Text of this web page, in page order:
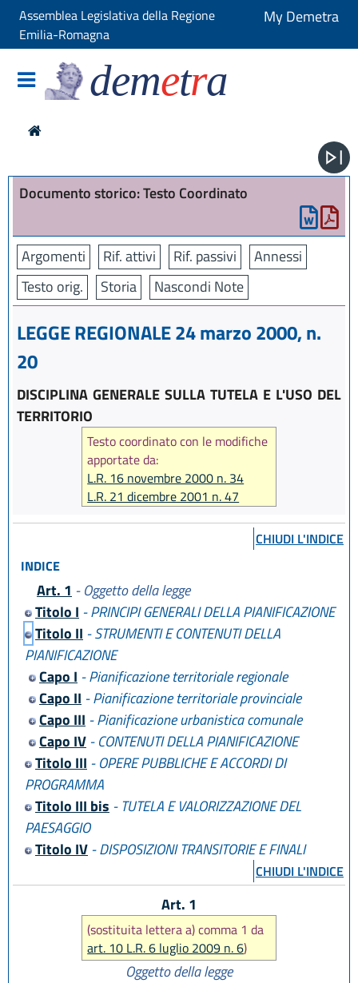
Assemblea Legislativa della Regione
Emilia-Romagna
My Demetra
demetra
Documento storico: Testo Coordinato
Argomenti Rif. attivi Rif. passivi
Annessi
Testo orig.
Storia Nascondi Note
LEGGE REGIONALE 24 marzo 2000, n.
20
DISCIPLINA GENERALE SULLA TUTELA E L'USO DEL
TERRITORIO
Testo coordinato con le modifiche
apportate da:
L.R. 16 novembre 2000 n. 34
L.R. 21 dicembre 2001 n. 47
L.R. 23 dicembre 2004 n. 27
L.R. 27 luglio 2005 n. 14
L.R. 6 luglio 2009 n. 6
L.R. 30 novembre 2009 n. 23
L.R. 23 dicembre 2010 n. 14
L.R. 30 luglio 2013 n. 15
L.R. 18 luglio 2014 n. 17
L.R. 30 maggio 2016 n. 9
CHIUDI L'INDICE
INDICE
Art. 1 - Oggetto della legge
Titolo I - PRINCIPI GENERALI DELLA PIANIFICAZIONE
Titolo II - STRUMENTI E CONTENUTI DELLA
PIANIFICAZIONE
Capo I - Pianificazione territoriale regionale
Capo II - Pianificazione territoriale provinciale
Capo III - Pianificazione urbanistica comunale
Capo IV- CONTENUTI DELLA PIANIFICAZIONE
Titolo III - OPERE PUBBLICHE E ACCORDI DI
PROGRAMMA
Titolo III bis - TUTELA E VALORIZZAZIONE DEL
PAESAGGIO
Titolo IV- DISPOSIZIONI TRANSITORIE E FINALI
CHIUDI L'INDICE
Art. 1
(sostituita lettera a) comma 1 da
art. 10 L.R. 6 luglio 2009 n. 6)
Oggetto della legge